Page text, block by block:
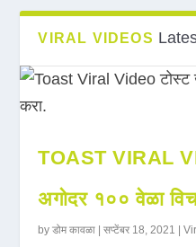
VIRAL VIDEOS
TOAST VIRAL
अगोदर १०० वेळा
byडोम कावळा |सप्टेंबर 18, 2021 |